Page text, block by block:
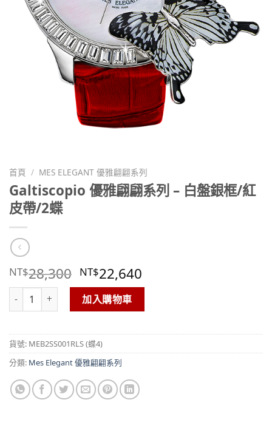
首頁 / MES ELEGANT 優雅翩翩系列
Galtiscopio 優雅翩翩系列 – 白盤銀框/紅
皮帶/2蝶
NT$28,300 NT$22,640
Galtiscopio 優雅翩翩系列 - 白盤銀框/紅皮帶/2蝶 數量
加入購物車
貨號: MEB2SS001RLS (蝶4)
分類: Mes Elegant 優雅翩翩系列